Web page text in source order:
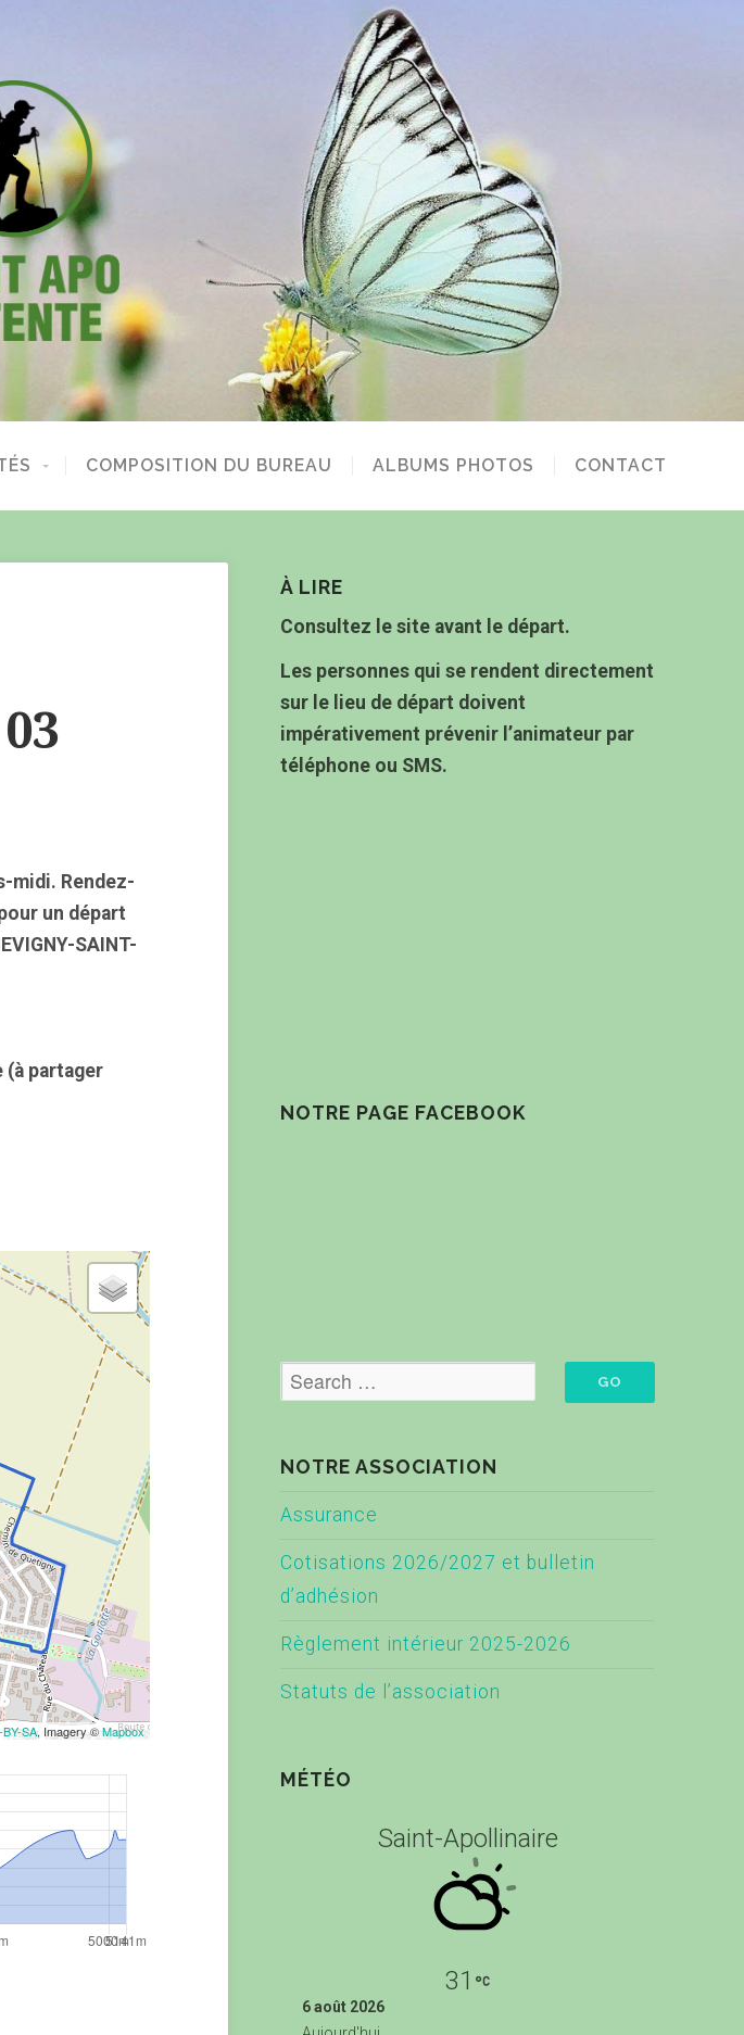
COMPOSITION DU BUREAU ALBUMS PHOTOS CONTACT
midi. Rendez-
un départ
SAINT-
(à partager
SA, Imagery ©Mapbox
À LIRE
Consultez le site avant le départ.
Les personnes qui se rendent directement
sur le lieu de départ doivent
impérativement prévenir l’animateur par
téléphone ou SMS.
NOTRE PAGE FACEBOOK
NOTRE ASSOCIATION
Assurance
Cotisations 2026/2027 et bulletin
d’adhésion
Règlement intérieur 2025-2026
Statuts de l’association
MÉTÉO
Saint-Apollinaire
31
6 août 2026